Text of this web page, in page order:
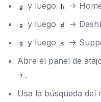
g y luego h ->
g y luego d ->
g y luego s
->
Abre el panel de
? .
Usa la búsqueda